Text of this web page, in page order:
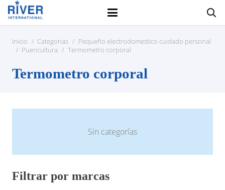
Inicio / Categorias / Pequeño electrodomestico cuidado personal
/ Puericultura / Termometro corporal
Termometro corporal
Sin categorías
Filtrar por marcas